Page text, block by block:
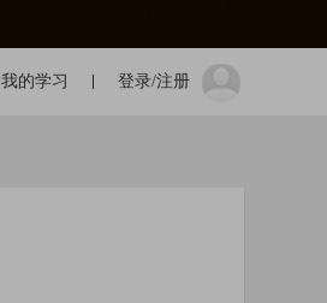
登录/注册
我的学习